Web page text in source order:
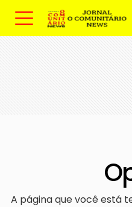
A página que você está